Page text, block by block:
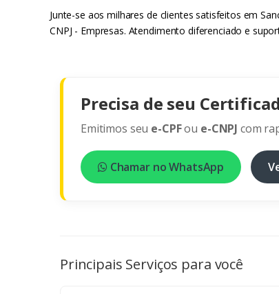
Junte-se aos milhares de clientes satisfeitos em
CNPJ - Empresas. Atendimento diferenciado e
Precisa de seu
Emitimos seu e-CPFou e-CNPJ com
Chamar no WhatsApp
Principais Serviços para você